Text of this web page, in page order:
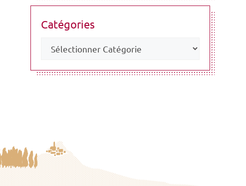
Catégories